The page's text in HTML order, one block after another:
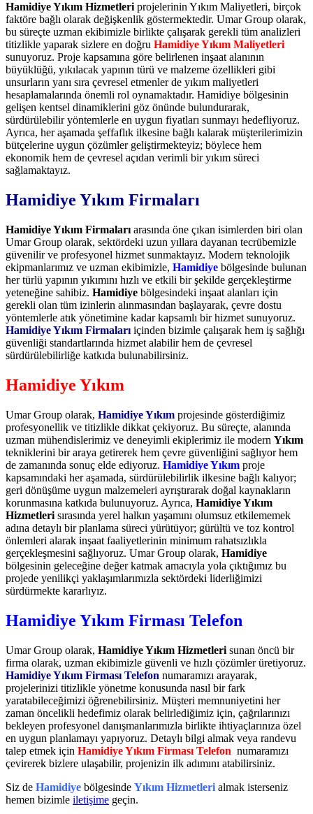
Hamidiye Yıkım Hizmetleri projelerinin Yıkım Maliyetleri, birçok
faktöre bağlı olarak değişkenlik göstermektedir. Umar Group olarak,
bu süreçte uzman ekibimizle birlikte çalışarak gerekli tüm analizleri
titizlikle yaparak sizlere en doğru Hamidiye Yıkım Maliyetleri
sunuyoruz. Proje kapsamına göre belirlenen inşaat alanının
büyüklüğü, yıkılacak yapının türü ve malzeme özellikleri gibi
unsurların yanı sıra çevresel etmenler de yıkım maliyetleri
hesaplamalarında önemli rol oynamaktadır. Hamidiye bölgesinin
gelişen kentsel dinamiklerini göz önünde bulundurarak,
sürdürülebilir yöntemlerle en uygun fiyatları sunmayı hedefliyoruz.
Ayrıca, her aşamada şeffaflık ilkesine bağlı kalarak müşterilerimizin
bütçelerine uygun çözümler geliştirmekteyiz; böylece hem
ekonomik hem de çevresel açıdan verimli bir yıkım süreci
sağlamaktayız.
Hamidiye Yıkım Firmaları
Hamidiye Yıkım Firmaları arasında öne çıkan isimlerden biri olan
Umar Group olarak, sektördeki uzun yıllara dayanan tecrübemizle
güvenilir ve profesyonel hizmet sunmaktayız. Modern teknolojik
ekipmanlarımız ve uzman ekibimizle, Hamidiye bölgesinde bulunan
her türlü yapının yıkımını hızlı ve etkili bir şekilde gerçekleştirme
yeteneğine sahibiz. Hamidiye bölgesindeki inşaat alanları için
gerekli olan tüm izinlerin alınmasından başlayarak, çevre dostu
yöntemlerle atık yönetimine kadar kapsamlı bir hizmet sunuyoruz.
Hamidiye Yıkım Firmaları içinden bizimle çalışarak hem iş sağlığı
güvenliği standartlarında hizmet alabilir hem de çevresel
sürdürülebilirliğe katkıda bulunabilirsiniz.
Hamidiye Yıkım
Umar Group olarak, Hamidiye Yıkım projesinde gösterdiğimiz
profesyonellik ve titizlikle dikkat çekiyoruz. Bu süreçte, alanında
uzman mühendislerimiz ve deneyimli ekiplerimiz ile modern Yıkım
tekniklerini bir araya getirerek hem çevre güvenliğini sağlıyor hem
de zamanında sonuç elde ediyoruz. Hamidiye Yıkım proje
kapsamındaki her aşamada, sürdürülebilirlik ilkesine bağlı kalıyor;
geri dönüşüme uygun malzemeleri ayrıştırarak doğal kaynakların
korunmasına katkıda bulunuyoruz. Ayrıca, Hamidiye Yıkım
Hizmetleri sırasında yerel halkın yaşamını olumsuz etkilememek
adına detaylı bir planlama süreci yürütüyor; gürültü ve toz kontrol
önlemleri alarak inşaat faaliyetlerinin minimum rahatsızlıkla
gerçekleşmesini sağlıyoruz. Umar Group olarak, Hamidiye
bölgesinin geleceğine değer katmak amacıyla yola çıktığımız bu
projede yenilikçi yaklaşımlarımızla sektördeki liderliğimizi
sürdürmekte kararlıyız.
Hamidiye Yıkım Firması Telefon
Umar Group olarak, Hamidiye Yıkım Hizmetleri sunan öncü bir
firma olarak, uzman ekibimizle güvenli ve hızlı çözümler üretiyoruz.
Hamidiye Yıkım Firması Telefon numaramızı arayarak,
projelerinizi titizlikle yönetme konusunda nasıl bir fark
yaratabileceğimizi öğrenebilirsiniz. Müşteri memnuniyetini her
zaman öncelikli hedefimiz olarak belirlediğimiz için, çağrılarınızı
bekleyen profesyonel danışmanlarımızla birlikte ihtiyaçlarınıza özel
en uygun planlamayı yapıyoruz. Detaylı bilgi almak veya randevu
talep etmek için Hamidiye Yıkım Firması Telefon numaramızı
çevirerek bizlere ulaşabilir, projenizin ilk adımını atabilirsiniz.
Siz de Hamidiye bölgesinde Yıkım Hizmetleri almak isterseniz
hemen bizimle iletişime geçin.